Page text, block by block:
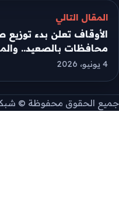
المقال التالي
محافظات بالصعيد..
4 يونيو، 2026
جميع الحقوق محفوظة © شبكة